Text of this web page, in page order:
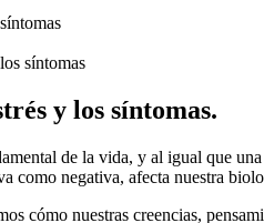
síntomas
y los síntomas.
de la vida, y al igual que
como negativa, afecta nuestra
cómo nuestras creencias,